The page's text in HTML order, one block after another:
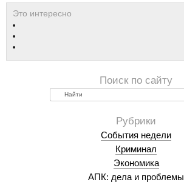
Найти
События недели
Криминал
Экономика
АПК: дела и проблемы